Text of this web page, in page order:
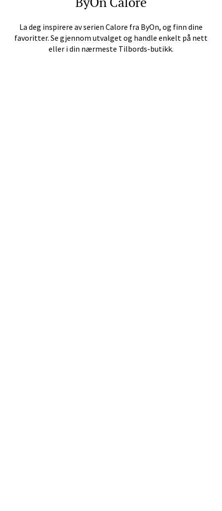
La deg inspirere av serien Calore fra ByOn, og finn dine
favoritter. Se gjennom utvalget og handle enkelt på nett
eller i din nærmeste Tilbords-butikk.
Velg